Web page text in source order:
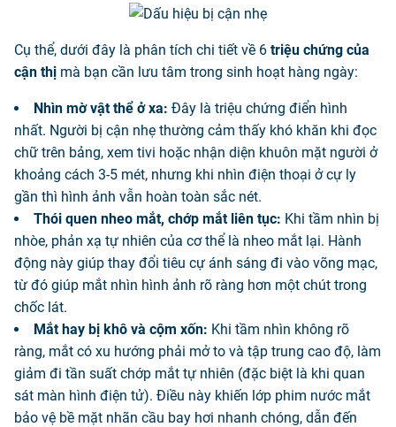
Cụ thể, dưới đây là phân tích chi tiết về 6 triệu chứng của
cận thị mà bạn cần lưu tâm trong sinh hoạt hàng ngày:
Nhìn mờ vật thể ở xa: Đây là triệu chứng điển hình
nhất. Người bị cận nhẹ thường cảm thấy khó khăn khi đọc
chữ trên bảng, xem tivi hoặc nhận diện khuôn mặt người ở
khoảng cách 3-5 mét, nhưng khi nhìn điện thoại ở cự ly
gần thì hình ảnh vẫn hoàn toàn sắc nét.
Thói quen nheo mắt, chớp mắt liên tục: Khi tầm nhìn bị
nhòe, phản xạ tự nhiên của cơ thể là nheo mắt lại. Hành
động này giúp thay đổi tiêu cự ánh sáng đi vào võng mạc,
từ đó giúp mắt nhìn hình ảnh rõ ràng hơn một chút trong
chốc lát.
Mắt hay bị khô và cộm xốn: Khi tầm nhìn không rõ
ràng, mắt có xu hướng phải mở to và tập trung cao độ, làm
giảm đi tần suất chớp mắt tự nhiên (đặc biệt là khi quan
sát màn hình điện tử). Điều này khiến lớp phim nước mắt
bảo vệ bề mặt nhãn cầu bay hơi nhanh chóng, dẫn đến